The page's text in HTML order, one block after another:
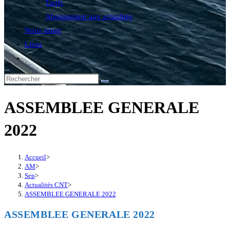
Tarifs
Abonnement aux actualités
Nous situer
Liens
Toggle
website
search
ASSEMBLEE GENERALE
2022
Accueil>
AM>
Sep>
Actualités CNT>
ASSEMBLEE GENERALE 2022
ASSEMBLEE GENERALE 2022